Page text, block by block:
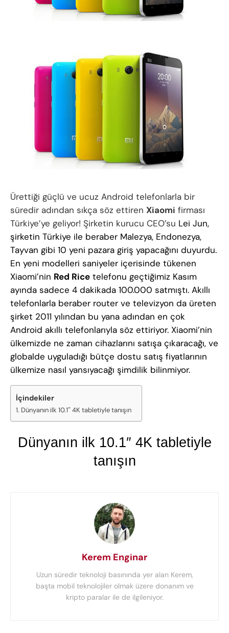
Ürettiği güçlü ve ucuz Android telefonlarla bir
süredir adından sıkça söz ettiren Xiaomi firması
Türkiye’ye geliyor! Şirketin kurucu CEO’su Lei Jun,
şirketin Türkiye ile beraber Malezya, Endonezya,
Tayvan gibi 10 yeni pazara giriş yapacağını duyurdu.
En yeni modelleri saniyeler içerisinde tükenen
Xiaomi’nin Red Rice telefonu geçtiğimiz Kasım
ayında sadece 4 dakikada 100.000 satmıştı. Akıllı
telefonlarla beraber router ve televizyon da üreten
şirket 2011 yılından bu yana adından en çok
Android akıllı telefonlarıyla söz ettiriyor. Xiaomi’nin
ülkemizde ne zaman cihazlarını satışa çıkaracağı, ve
globalde uyguladığı bütçe dostu satış fiyatlarının
ülkemize nasıl yansıyacağı şimdilik bilinmiyor.
İçindekiler
Dünyanın ilk 10.1″ 4K tabletiyle tanışın
Dünyanın ilk 10.1″ 4K tabletiyle
tanışın
Kerem Enginar
Uzun süredir teknoloji basınında yer alan Kerem,
başta mobil teknolojiler olmak üzere donanım ve
kripto paralar ile de ilgileniyor.